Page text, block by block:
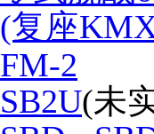
(复座
FM-2
SB2U(未